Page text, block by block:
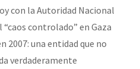
con la Autoridad Nacional
controlado” en Gaza
2007: una entidad que no
verdaderamente